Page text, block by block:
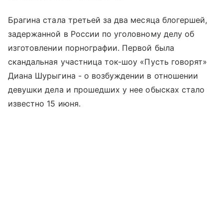
Брагина стала третьей за два месяца блогершей,
задержанной в России по уголовному делу об
изготовлении порнографии. Первой была
скандальная участница ток-шоу «Пусть говорят»
Диана Шурыгина - о возбуждении в отношении
девушки дела и прошедших у нее обысках стало
известно 15 июня.